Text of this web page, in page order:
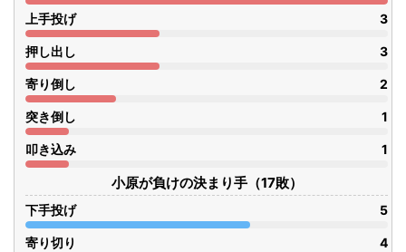
上手投げ 3
押し出し 3
寄り倒し 2
突き倒し 1
叩き込み 1
小原が負けの決まり手（17敗）
下手投げ 5
寄り切り 4